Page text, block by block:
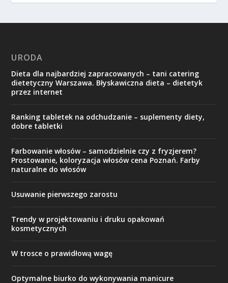
URODA
Dieta dla najbardziej zapracowanych – tani catering
dietetyczny Warszawa. Błyskawiczna dieta – dietetyk
przez internet
Ranking tabletek na odchudzanie – suplementy diety,
dobre tabletki
Farbowanie włosów – samodzielnie czy z fryzjerem?
Prostowanie, koloryzacja włosów cena Poznań. Farby
naturalne do włosów
Usuwanie pierwszego zarostu
Trendy w projektowaniu i druku opakowań
kosmetycznych
W trosce o prawidłową wagę
Optymalne biurko do wykonywania manicure